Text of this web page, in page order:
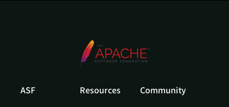
ASF Resources Community